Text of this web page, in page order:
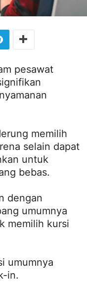
pesawat
memilih
selain dapat
untuk
bebas.
dengan
umumnya
memilih kursi
umumnya
in.